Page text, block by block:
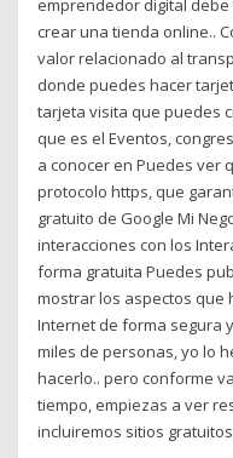
emprendedor digital
crear una tienda online..
valor relacionado al
donde puedes hacer
tarjeta visita que puedes
que es el Eventos,
a conocer en Puedes ver
protocolo https, que
gratuito de Google Mi
interacciones con los
forma gratuita Puedes
mostrar los aspectos
Internet de forma segura
miles de personas, yo lo
hacerlo.. pero conforme
tiempo, empiezas a ver
incluiremos sitios